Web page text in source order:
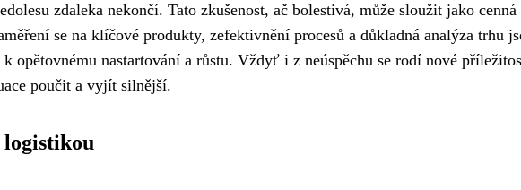
zdaleka nekončí. Tato zkušenost, ač bolestivá, může sloužit jako cenná
se na klíčové produkty, zefektivnění procesů a důkladná analýza trhu
opětovnému nastartování a růstu. Vždyť i z neúspěchu se rodí nové
poučit a vyjít silnější.
logistikou